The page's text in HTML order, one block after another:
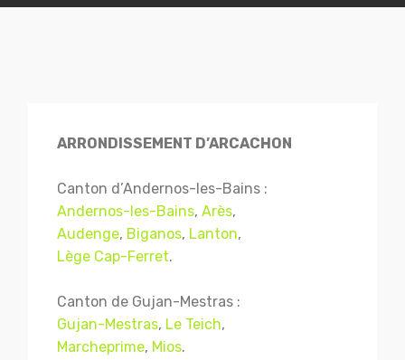
ARRONDISSEMENT D’ARCACHON
Canton d’Andernos-les-Bains :
Andernos-les-Bains, Arès,
Audenge, Biganos, Lanton,
Lège Cap-Ferret.
Canton de Gujan-Mestras :
Gujan-Mestras, Le Teich,
Marcheprime, Mios.